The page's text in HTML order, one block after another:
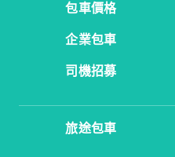
包車價格
企業包車
司機招募
旅途包車